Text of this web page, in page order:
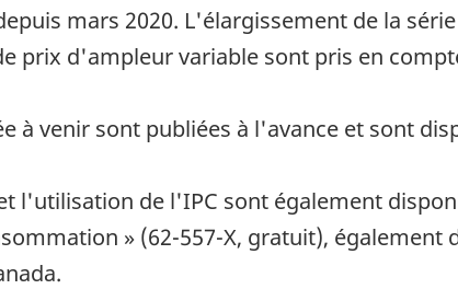
mars 2020. L'élargissement de la
prix d'ampleur variable sont pris en
à venir sont publiées à l'avance et sont
l'utilisation de l'IPC sont également
» (62-557-X, gratuit), également